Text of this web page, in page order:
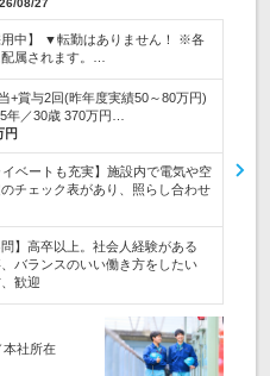
08/27
用中】 ▼転勤はありません！ ※各
属されます。…
+賞与2回(昨年度実績50～80万円)
年／30歳 370万円…
円
イベートも充実】施設内で電気や空
チェック表があり、照らし合わせ
】高卒以上。社会人経験がある
バランスのいい働き方をしたい
歓迎
本社所在